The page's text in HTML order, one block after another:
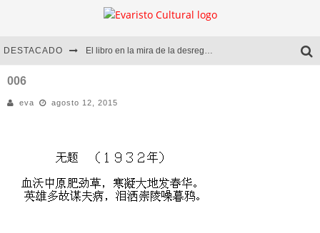
DESTACADO El libro en la mira de la desregulación
Diego Meret | Hotel Acapulco
006
eva agosto 12, 2015